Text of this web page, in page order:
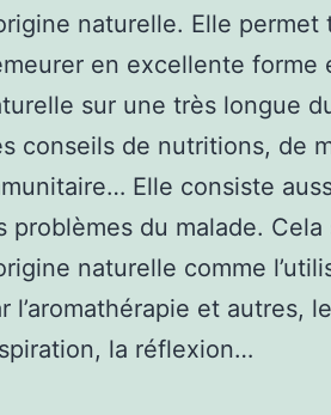
naturelle. Elle
en excellente forme
sur une très longue
conseils de nutritions, de
Elle consiste
problèmes du malade.
naturelle comme
l’aromathérapie et autres,
la réflexion…